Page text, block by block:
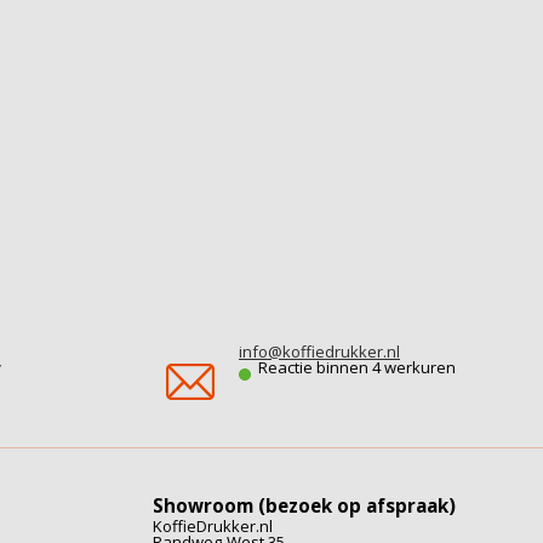
info@koffiedrukker.nl
Reactie binnen 4 werkuren
Showroom (bezoek op afspraak)
KoffieDrukker.nl